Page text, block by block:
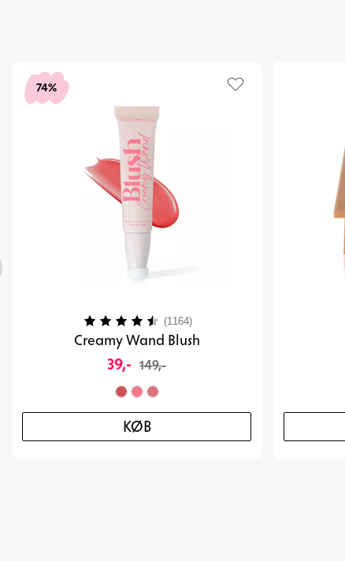
74%
Creamy Wand Blush
39,- 149,-
KØB
Vurdering: (1164)4.2 ud af 5 stjerner